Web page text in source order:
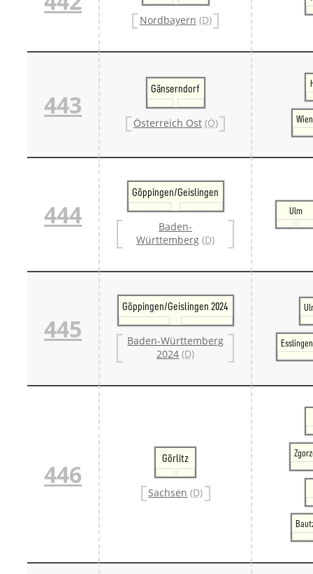
Nordbayern (D)
443
Gänserndorf
Österreich Ost (Ö)
444
Göppingen/Geislingen
Baden-
Württemberg (D)
Ulm
445
Göppingen/Geislingen 2024
Baden-Württemberg
2024 (D)
446
Görlitz
Sachsen (D)